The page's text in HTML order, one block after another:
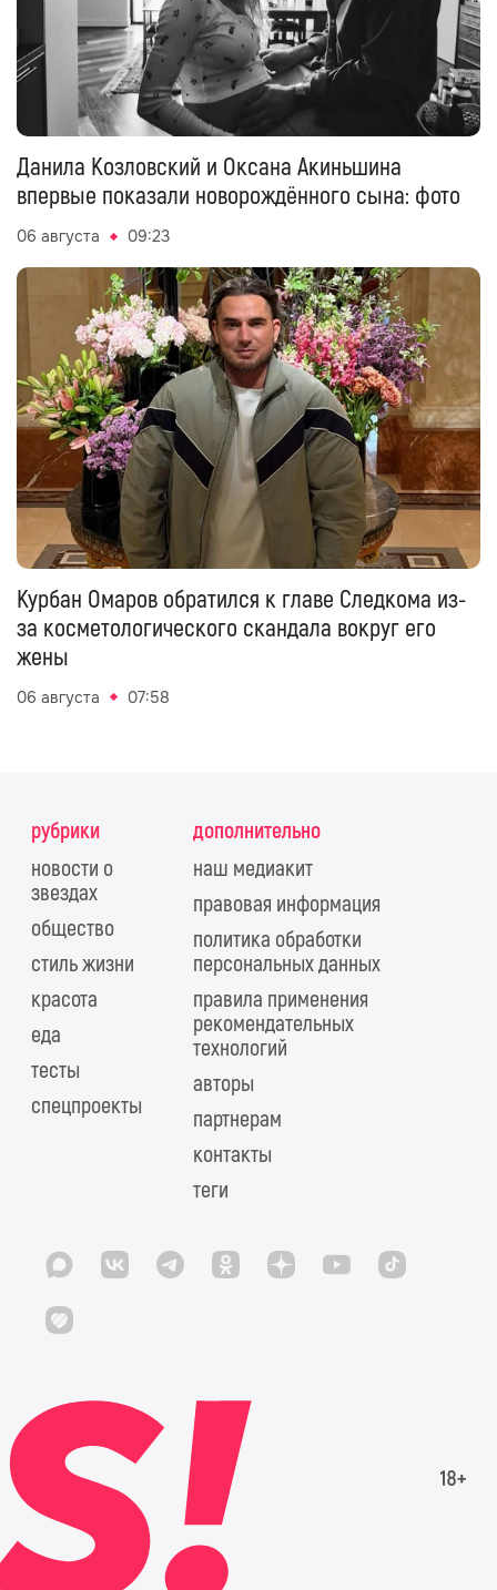
Данила Козловский и Оксана Акиньшина
впервые показали новорождённого сына: фото
06 августа 09:23
Курбан Омаров обратился к главе Следкома из-
за косметологического скандала вокруг его
жены
06 августа 07:58
рубрики
новости о
звездах
общество
стиль жизни
красота
еда
тесты
спецпроекты
дополнительно
наш медиакит
правовая информация
политика обработки
персональных данных
правила применения
рекомендательных
технологий
авторы
партнерам
контакты
теги